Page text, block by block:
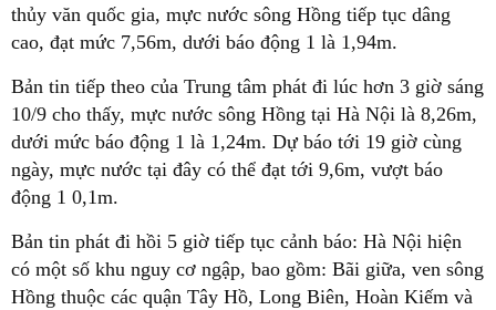
thủy văn quốc gia, mực nước sông Hồng tiếp tục dâng
cao, đạt mức 7,56m, dưới báo động 1 là 1,94m.
Bản tin tiếp theo của Trung tâm phát đi lúc hơn 3 giờ sáng
10/9 cho thấy, mực nước sông Hồng tại Hà Nội là 8,26m,
dưới mức báo động 1 là 1,24m. Dự báo tới 19 giờ cùng
ngày, mực nước tại đây có thể đạt tới 9,6m, vượt báo
động 1 0,1m.
Bản tin phát đi hồi 5 giờ tiếp tục cảnh báo: Hà Nội hiện
có một số khu nguy cơ ngập, bao gồm: Bãi giữa, ven sông
Hồng thuộc các quận Tây Hồ, Long Biên, Hoàn Kiếm và